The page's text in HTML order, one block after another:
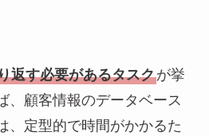
返す必要があるタスクが挙
、顧客情報のデータベース
、定型的で時間がかかるた